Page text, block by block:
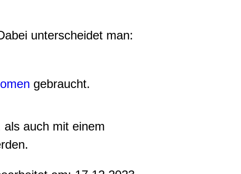
unterscheidet man:
gebraucht.
als auch mit einem